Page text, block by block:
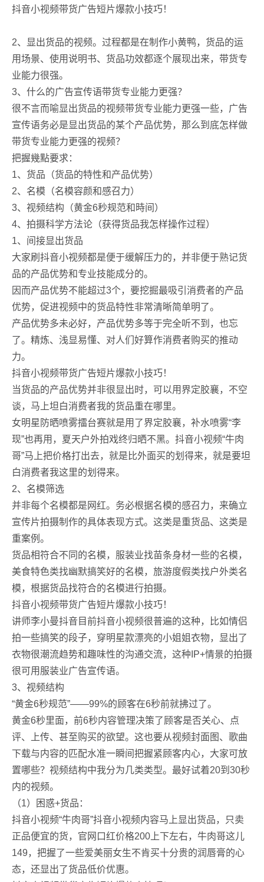
抖音小视频带货广告短片爆款小技巧！
2、显出货品的视频。过程都是在制作小黄鸭，货品的运
用场景、使用说明书、货品功效都逐个展现出来，带货专
业能力很强。
3、什么的广告宣传语带货专业能力更强？
很不言而喻显出货品的视频带货专业能力更强一些，广告
宣传语务必是显出货品的某个产品优势，那么到底怎样做
带货专业能力更强的视频？
把握幾點要求：
1、货品（货品的特性和产品优势）
2、名模（名模容颜和感召力）
3、视频结构（黄金6秒规范和時间）
4、拍摄科学方法论（获得货品我怎样操作过程）
1、间接显出货品
大家刷抖音小视频都是便于缓解压力的，并非便于熟记货
品的产品优势和专业技能成分的。
因而产品优势不能超过3个，要挖掘最吸引消费者的产品
优势，促进视频中的货品特性非常清晰简单明了。
产品优势多未必好，产品优势多等于完全听不到，也忘
了。精炼、浅显易懂、对人们好算作消费者购买的推动
力。
抖音小视频带货广告短片爆款小技巧！
当货品的产品优势并非很显出时，可以用界定胶襄，不空
谈，马上坦白消费者我的货品重在哪里。
女明星防晒喷雾擂台赛就是用了界定胶襄，补水喷雾“李
现”也再用，夏天户外拍戏终归晒不黑。抖音小视频“牛肉
哥”马上把价格打出去，就是比外面买的划得来，就是要坦
白消费者我这里的划得来。
2、名模筛选
并非每个名模都是网红。务必根据名模的感召力，来确立
宣传片拍摄制作的具体表现方式。这类是重货品、这类是
重案例。
货品相符合不同的名模，服装业找苗条身材一些的名模，
美食特色类找幽默搞笑好的名模，旅游度假类找户外类名
模，根据货品找符合的名模进行拍摄。
抖音小视频带货广告短片爆款小技巧！
讲师李小曼抖音目前抖音小视频很普遍的这种，比如情侣
拍一些搞笑的段子，穿明星款漂亮的小姐姐衣物，显出了
衣物很潮流趋势和趣味性的沟通交流，这种IP+情景的拍摄
很可用服装业广告宣传语。
3、视频结构
“黄金6秒规范”——99%的顾客在6秒前就拂过了。
黄金6秒里面，前6秒内容管理决策了顾客是否关心、点
评、上传、甚至购买的欲望。这也要从视频封面图、歌曲
下载与内容的匹配水准一瞬间把握紧顾客内心，大家可放
置哪些？视频结构中我分为几类类型。最好试着20到30秒
内的视频。
（1）困惑+货品：
抖音小视频“牛肉哥”抖音小视频内容马上显出货品，只卖
正品便宜的货，官网口红价格200上下左右，牛肉哥这儿
149，把握了一些爱美丽女生不肯买十分贵的润唇膏的心
态，还显出了货品低价优惠。